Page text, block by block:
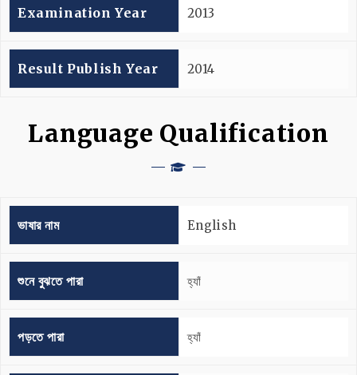
Examination Year 2013
Result Publish Year 2014
Language Qualification
ভাষার নাম English
শুনে বুঝতে পারা হ্যাঁ
পড়তে পারা হ্যাঁ